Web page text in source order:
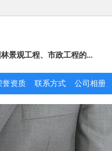
景观工程、市政工程的...
誉资质 联系方式 公司相册